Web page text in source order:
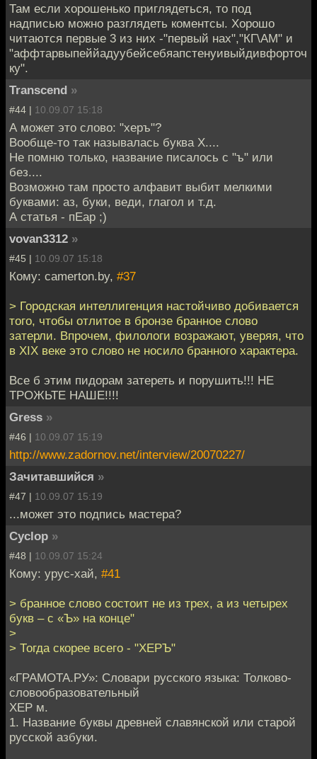
Там если хорошенько приглядеться, то под
надписью можно разглядеть коментсы. Хорошо
читаются первые 3 из них -"первый нах","КГ\АМ" и
"аффтарвыпеййадуубейсебяапстенуивыйдивфорточ
ку".
Transcend »
#44 | 10.09.07 15:18
А может это слово: "херъ"?
Вообще-то так называлась буква Х....
Не помню только, название писалось с "ъ" или
без....
Возможно там просто алфавит выбит мелкими
буквами: аз, буки, веди, глагол и т.д.
А статья - пЕар ;)
vovan3312 »
#45 | 10.09.07 15:18
Кому: camerton.by, #37
> Городская интеллигенция настойчиво добивается
того, чтобы отлитое в бронзе бранное слово
затерли. Впрочем, филологи возражают, уверяя, что
в XIX веке это слово не носило бранного характера.
Все б этим пидорам затереть и порушить!!! НЕ
ТРОЖЬТЕ НАШЕ!!!!
Gress »
#46 | 10.09.07 15:19
http://www.zadornov.net/interview/20070227/
Зачитавшийся »
#47 | 10.09.07 15:19
...может это подпись мастера?
Cyclop »
#48 | 10.09.07 15:24
Кому: урус-хай, #41
> бранное слово состоит не из трех, а из четырех
букв – с «Ъ» на конце"
>
> Тогда скорее всего - "ХЕРЪ"
«ГРАМОТА.РУ»: Словари русского языка: Толково-
словообразовательный
ХЕР м.
1. Название буквы древней славянской или старой
русской азбуки.